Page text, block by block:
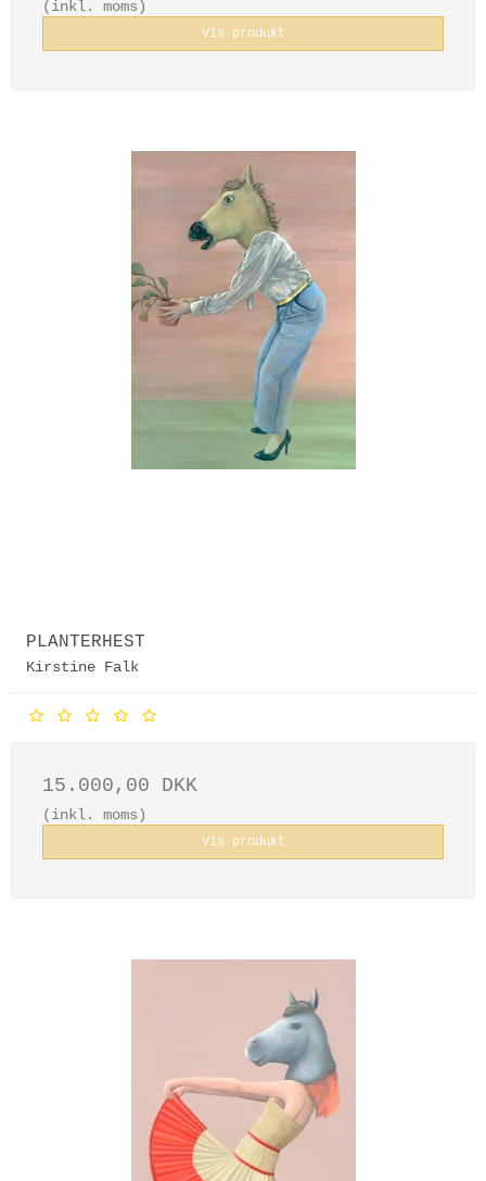
(inkl. moms)
Vis produkt
PLANTERHEST
Kirstine Falk
15.000,00 DKK
(inkl. moms)
Vis produkt